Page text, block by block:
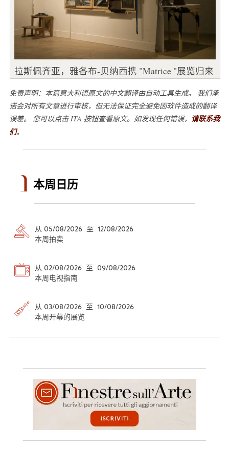
拉斯佩齐亚，雅各布-贝纳西携 "Matrice "展览归来
免责声明：本篇意大利语原文的中文翻译由自动工具生成。 我们承
诺会对所有文章进行审核，但无法保证完全避免因软件造成的翻译
误差。 您可以点击 ITA 按钮查看原文。如发现任何错误， 请联系我
们。
本周日历
从 05/08/2026 至 12/08/2026
本周拍卖
从 02/08/2026 至 09/08/2026
本周电视指南
从 03/08/2026 至 10/08/2026
本周开幕的展览